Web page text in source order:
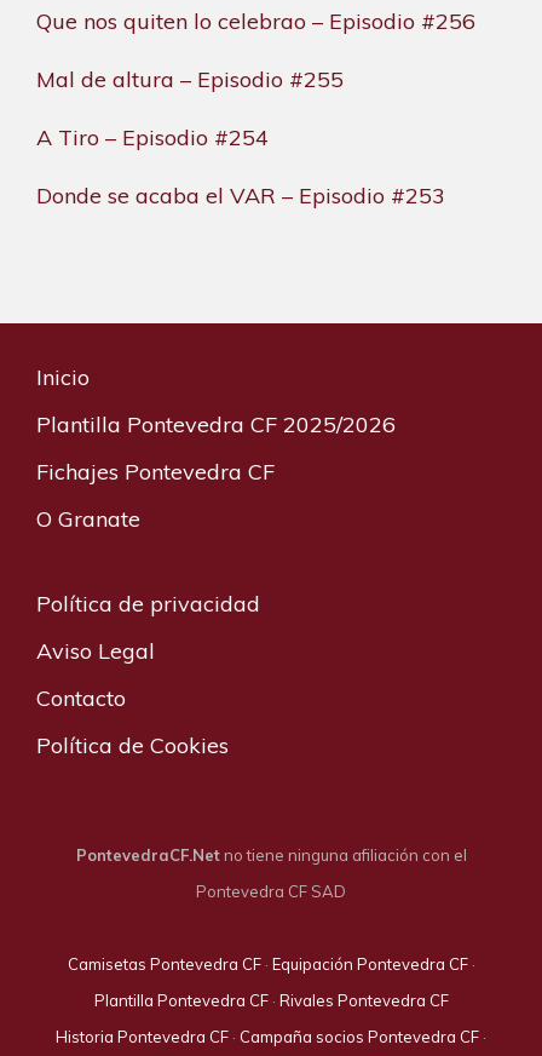
Que nos quiten lo celebrao – Episodio #256
Mal de altura – Episodio #255
A Tiro – Episodio #254
Donde se acaba el VAR – Episodio #253
Inicio
Plantilla Pontevedra CF 2025/2026
Fichajes Pontevedra CF
O Granate
Política de privacidad
Aviso Legal
Contacto
Política de Cookies
PontevedraCF.Netno tiene ninguna afiliación con el
Pontevedra CF SAD
Camisetas Pontevedra CF· Equipación Pontevedra CF·
Plantilla Pontevedra CF· Rivales Pontevedra CF
Historia Pontevedra CF · Campaña socios Pontevedra CF ·